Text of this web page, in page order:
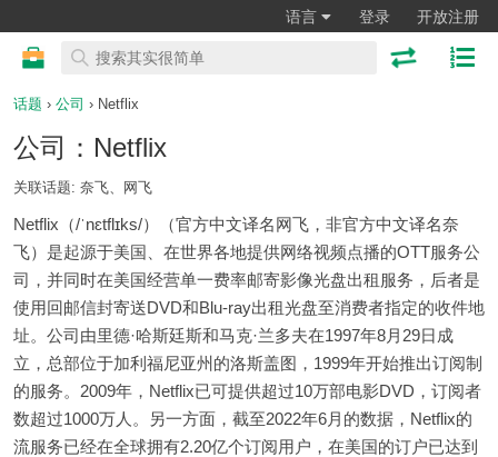
语言 登录 开放注册
话题 › 公司 › Netflix
公司：Netflix
关联话题: 奈飞、网飞
Netflix（/ˈnɛtflɪks/）（官方中文译名网飞，非官方中文译名奈
飞）是起源于美国、在世界各地提供网络视频点播的OTT服务公
司，并同时在美国经营单一费率邮寄影像光盘出租服务，后者是
使用回邮信封寄送DVD和Blu-ray出租光盘至消费者指定的收件地
址。公司由里德·哈斯廷斯和马克·兰多夫在1997年8月29日成
立，总部位于加利福尼亚州的洛斯盖图，1999年开始推出订阅制
的服务。2009年，Netflix已可提供超过10万部电影DVD，订阅者
数超过1000万人。另一方面，截至2022年6月的数据，Netflix的
流服务已经在全球拥有2.20亿个订阅用户，在美国的订户已达到